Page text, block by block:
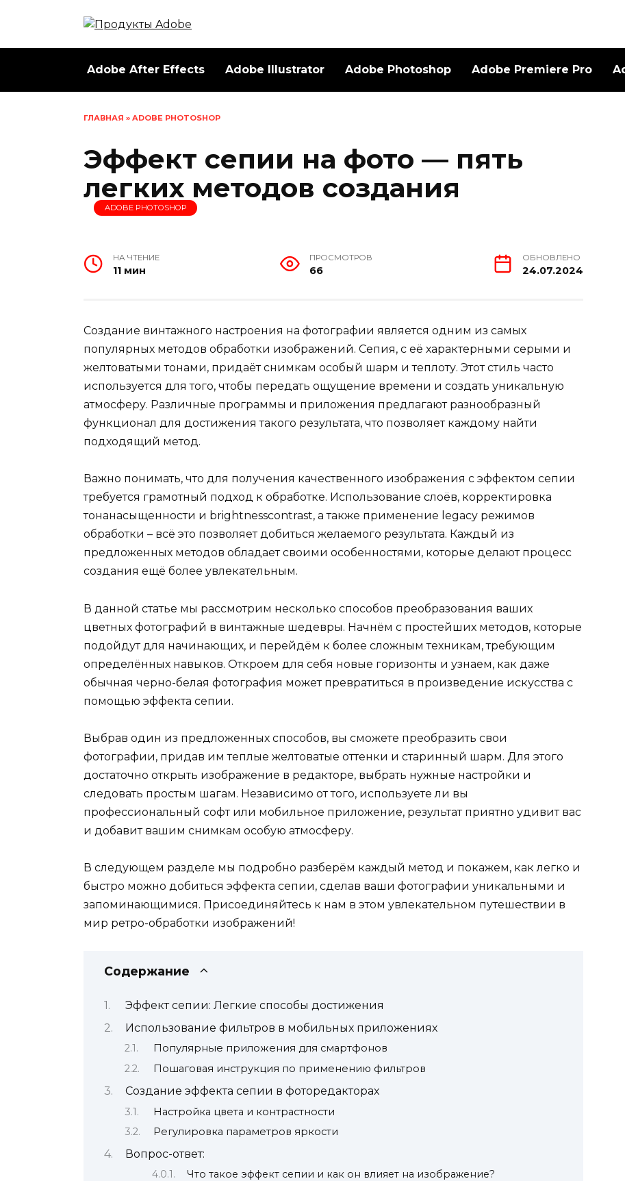
Adobe After Effects Adobe Illustrator Adobe Photoshop Adobe Premiere Pro
ГЛАВНАЯ » ADOBE PHOTOSHOP
Эффект сепии на фото — пять
легких методов создания
ADOBE PHOTOSHOP
НА ЧТЕНИЕ
11 мин
ПРОСМОТРОВ
66
ОБНОВЛЕНО
24.07.2024
Создание винтажного настроения на фотографии является одним из самых
популярных методов обработки изображений. Сепия, с её характерными серыми и
желтоватыми тонами, придаёт снимкам особый шарм и теплоту. Этот стиль часто
используется для того, чтобы передать ощущение времени и создать уникальную
атмосферу. Различные программы и приложения предлагают разнообразный
функционал для достижения такого результата, что позволяет каждому найти
подходящий метод.
Важно понимать, что для получения качественного изображения с эффектом сепии
требуется грамотный подход к обработке. Использование слоёв, корректировка
тонанасыщенности и brightnesscontrast, а также применение legacy режимов
обработки – всё это позволяет добиться желаемого результата. Каждый из
предложенных методов обладает своими особенностями, которые делают процесс
создания ещё более увлекательным.
В данной статье мы рассмотрим несколько способов преобразования ваших
цветных фотографий в винтажные шедевры. Начнём с простейших методов, которые
подойдут для начинающих, и перейдём к более сложным техникам, требующим
определённых навыков. Откроем для себя новые горизонты и узнаем, как даже
обычная черно-белая фотография может превратиться в произведение искусства с
помощью эффекта сепии.
Выбрав один из предложенных способов, вы сможете преобразить свои
фотографии, придав им теплые желтоватые оттенки и старинный шарм. Для этого
достаточно открыть изображение в редакторе, выбрать нужные настройки и
следовать простым шагам. Независимо от того, используете ли вы
профессиональный софт или мобильное приложение, результат приятно удивит вас
и добавит вашим снимкам особую атмосферу.
В следующем разделе мы подробно разберём каждый метод и покажем, как легко и
быстро можно добиться эффекта сепии, сделав ваши фотографии уникальными и
запоминающимися. Присоединяйтесь к нам в этом увлекательном путешествии в
мир ретро-обработки изображений!
Содержание
Эффект сепии: Легкие способы достижения
Использование фильтров в мобильных приложениях
Популярные приложения для смартфонов
Пошаговая инструкция по применению фильтров
Создание эффекта сепии в фоторедакторах
Настройка цвета и контрастности
Регулировка параметров яркости
Вопрос-ответ:
Что такое эффект сепии и как он влияет на изображение?